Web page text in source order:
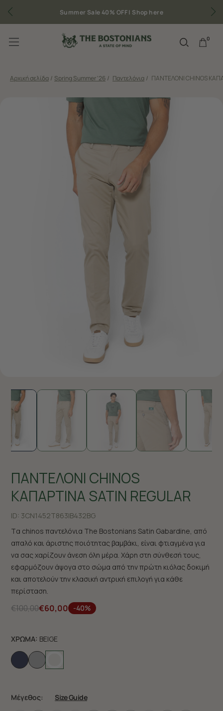
Summer Sale 40% OFF |Shop here
0
Αρχική σελίδα / Spring Summer '26 / Παντελόνια / ΠΑΝΤΕΛΟΝΙ CHINOS
ΠΑΝΤΕΛΟΝΙ CHINOS
ΚΑΠΑΡΤΙΝΑ SATIN REGULAR
ID: 3CN1452T863|B432BG
Tα chinos παντελόνια The Bostonians Satin Gabardine, από
απαλό και άριστης ποιότητας βαμβάκι, είναι φτιαγμένα για
να σας χαρίζουν άνεση όλη μέρα. Χάρη στη σύνθεσή τους,
εφαρμόζουν άψογα στο σώμα από την πρώτη κιόλας δοκιμή
και αποτελούν την κλασική αντρική επιλογή για κάθε
περίσταση.
€100,00€60,00 -40%
ΧΡΩΜΑ: BEIGE
Μέγεθος: Size Guide